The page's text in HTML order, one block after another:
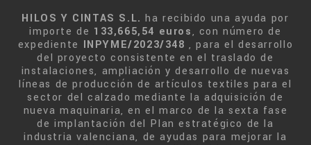
HILOS Y CINTAS S.L. ha recibido una ayuda por
importe de 133,665,54 euros, con número de
expediente INPYME/2023/348 , para el desarrollo
del proyecto consistente en el traslado de
instalaciones, ampliación y desarrollo de nuevas
líneas de producción de artículos textiles para el
sector del calzado mediante la adquisición de
nueva maquinaria, en el marco de la sexta fase
de implantación del Plan estratégico de la
industria valenciana, de ayudas para mejorar la